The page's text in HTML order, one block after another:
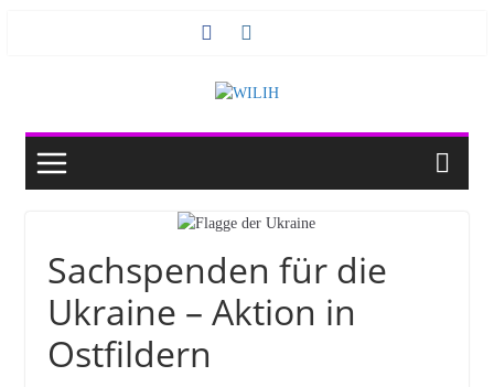
Sachspenden für die
Ukraine – Aktion in
Ostfildern